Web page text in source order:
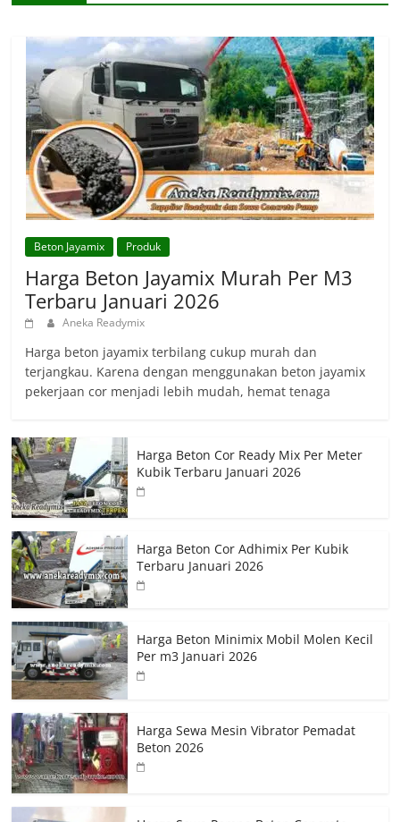
Beton Jayamix Produk
Harga Beton Jayamix Murah Per M3
Terbaru Januari 2026
Aneka Readymix
Harga beton jayamix terbilang cukup murah dan
terjangkau. Karena dengan menggunakan beton jayamix
pekerjaan cor menjadi lebih mudah, hemat tenaga
Harga Beton Cor Ready Mix Per Meter
Kubik Terbaru Januari 2026
Harga Beton Cor Adhimix Per Kubik
Terbaru Januari 2026
Harga Beton Minimix Mobil Molen Kecil
Per m3 Januari 2026
Harga Sewa Mesin Vibrator Pemadat
Beton 2026